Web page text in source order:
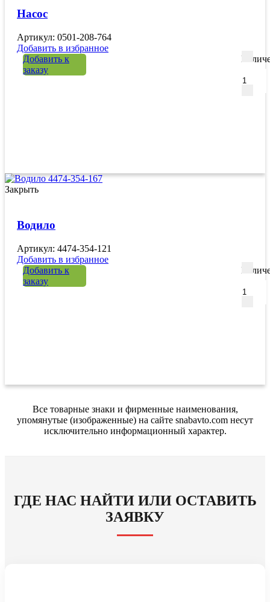
Насос
Артикул: 0501-208-764
Добавить в избранное
Добавить к
заказу
Закрыть
Водило
Артикул: 4474-354-121
Добавить в избранное
Добавить к
заказу
Все товарные знаки и фирменные наименования,
упомянутые (изображенные) на сайте snabavto.com несут
исключительно информационный характер.
ГДЕ НАС НАЙТИ ИЛИ ОСТАВИТЬ
ЗАЯВКУ